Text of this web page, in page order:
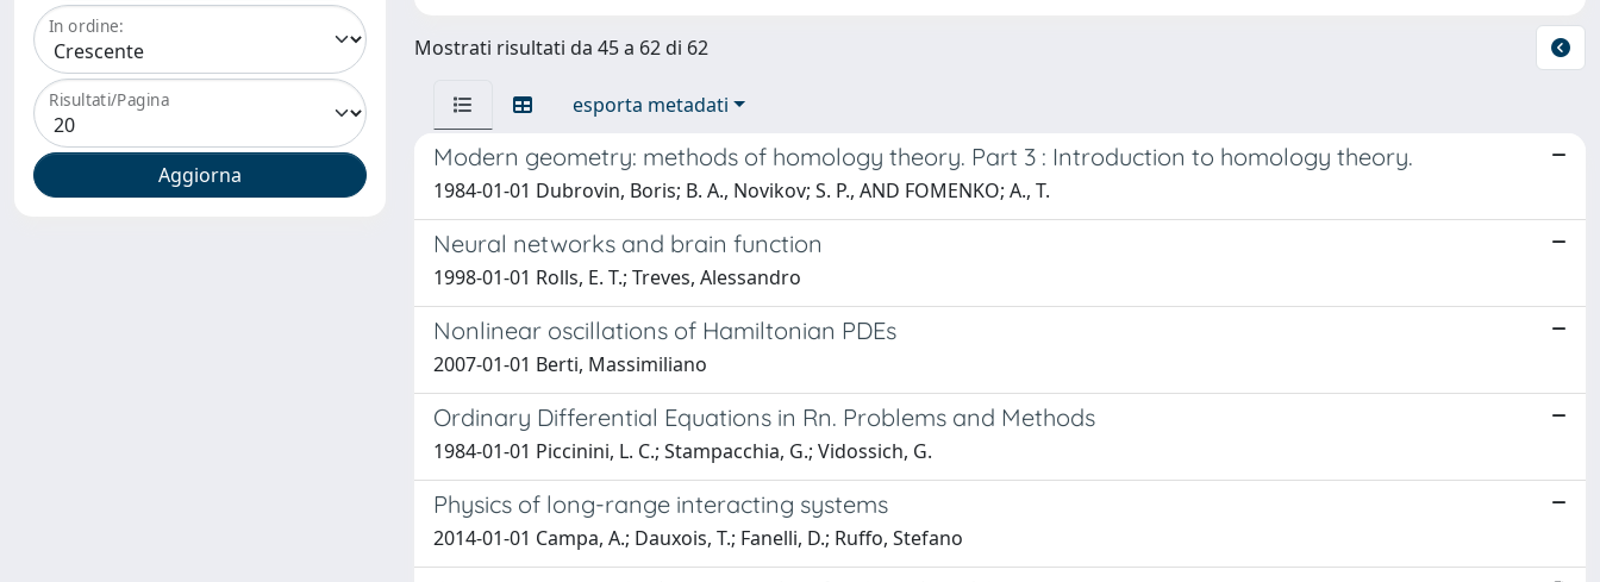
In ordine:
Risultati/Pagina
Mostrati risultati da 45 a 62 di 62
esporta metadati
Modern geometry: methods of homology theory. Part 3 : Introduction to homology theory.
1984-01-01 Dubrovin, Boris; B. A., Novikov; S. P., AND FOMENKO; A., T.
Neural networks and brain function
1998-01-01 Rolls, E. T.; Treves, Alessandro
Nonlinear oscillations of Hamiltonian PDEs
2007-01-01 Berti, Massimiliano
Ordinary Differential Equations in Rn. Problems and Methods
1984-01-01 Piccinini, L. C.; Stampacchia, G.; Vidossich, G.
Physics of long-range interacting systems
2014-01-01 Campa, A.; Dauxois, T.; Fanelli, D.; Ruffo, Stefano